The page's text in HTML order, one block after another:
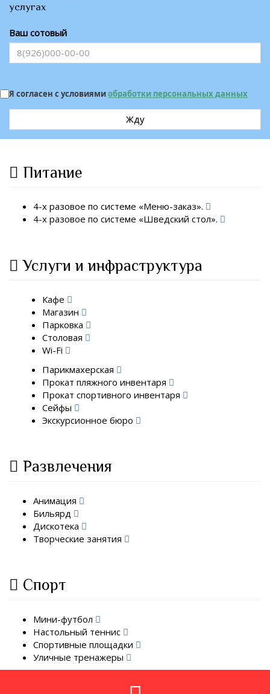
услугах
Ваш сотовый
Я согласен с условиямиобработки персональных данных
Жду
Питание
4-х разовое по системе «Меню-заказ».
4-х разовое по системе «Шведский стол».
Услуги и инфраструктура
Кафе
Магазин
Парковка
Столовая
Wi-Fi
Парикмахерская
Прокат пляжного инвентаря
Прокат спортивного инвентаря
Сейфы
Экскурсионное бюро
Развлечения
Анимация
Бильярд
Дискотека
Творческие занятия
Спорт
Мини-футбол
Настольный теннис
Спортивные площадки
Уличные тренажеры